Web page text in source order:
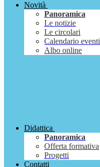
Novità
Panoramica
Le notizie
Le circolari
Calendario eventi
Albo online
Didattica
Panoramica
Offerta formativa
Progetti
Contatti